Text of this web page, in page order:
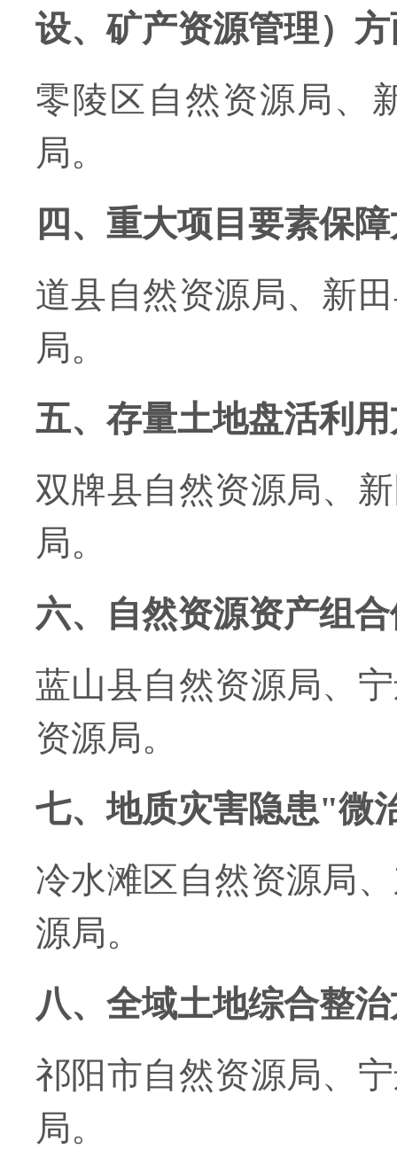
设、矿产资源管理）
零陵区自然资源局、
局。
四、重大项目要素保
道县自然资源局、新
局。
五、存量土地盘活利
双牌县自然资源局、
局。
六、自然资源资产组
蓝山县自然资源局、
资源局。
七、地质灾害隐患"微
冷水滩区自然资源局
源局。
八、全域土地综合整
祁阳市自然资源局、
局。